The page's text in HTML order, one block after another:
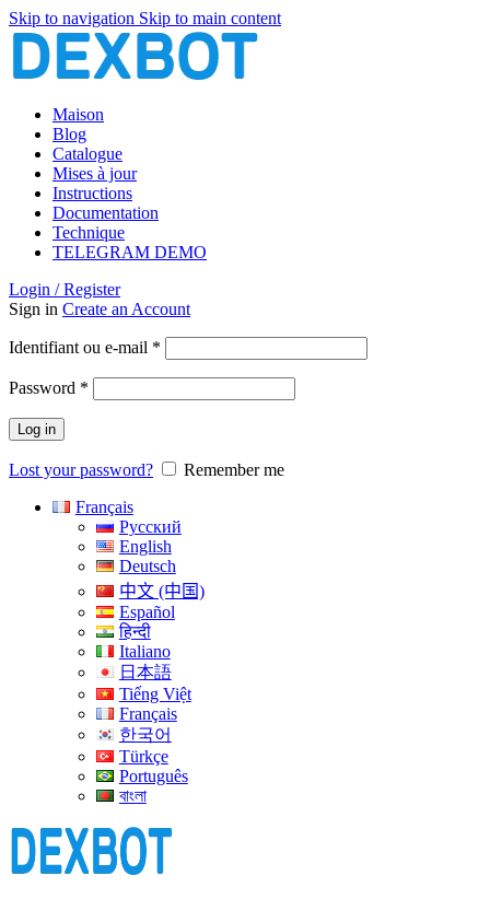
Skip to navigation Skip to main content
Maison
Blog
Catalogue
Mises à jour
Instructions
Documentation
Technique
TELEGRAM DEMO
Login / Register
Sign in Create an Account
Identifiant ou e-mail *
Password *
Log in
Lost your password?
Remember me
Français
Русский
English
Deutsch
中文 (中国)
Español
हिन्दी
Italiano
日本語
Tiếng Việt
Français
한국어
Türkçe
Português
বাংলা